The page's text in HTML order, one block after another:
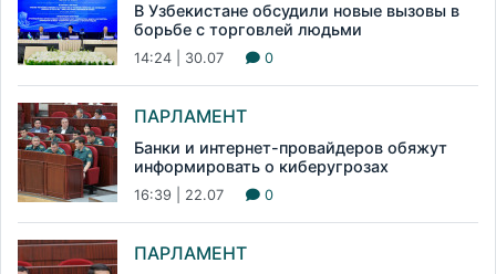
В Узбекистане обсудили новые вызовы в
борьбе с торговлей людьми
14:24 | 30.07 0
ПАРЛАМЕНТ
Банки и интернет-провайдеров обяжут
информировать о киберугрозах
16:39 | 22.07 0
ПАРЛАМЕНТ